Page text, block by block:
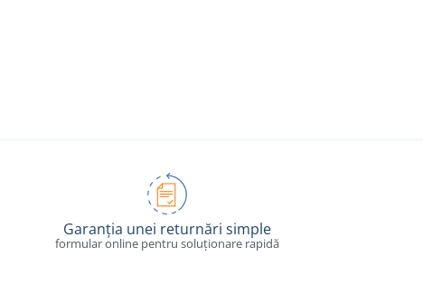
Garanția unei returnări simple
formular online pentru soluționare rapidă